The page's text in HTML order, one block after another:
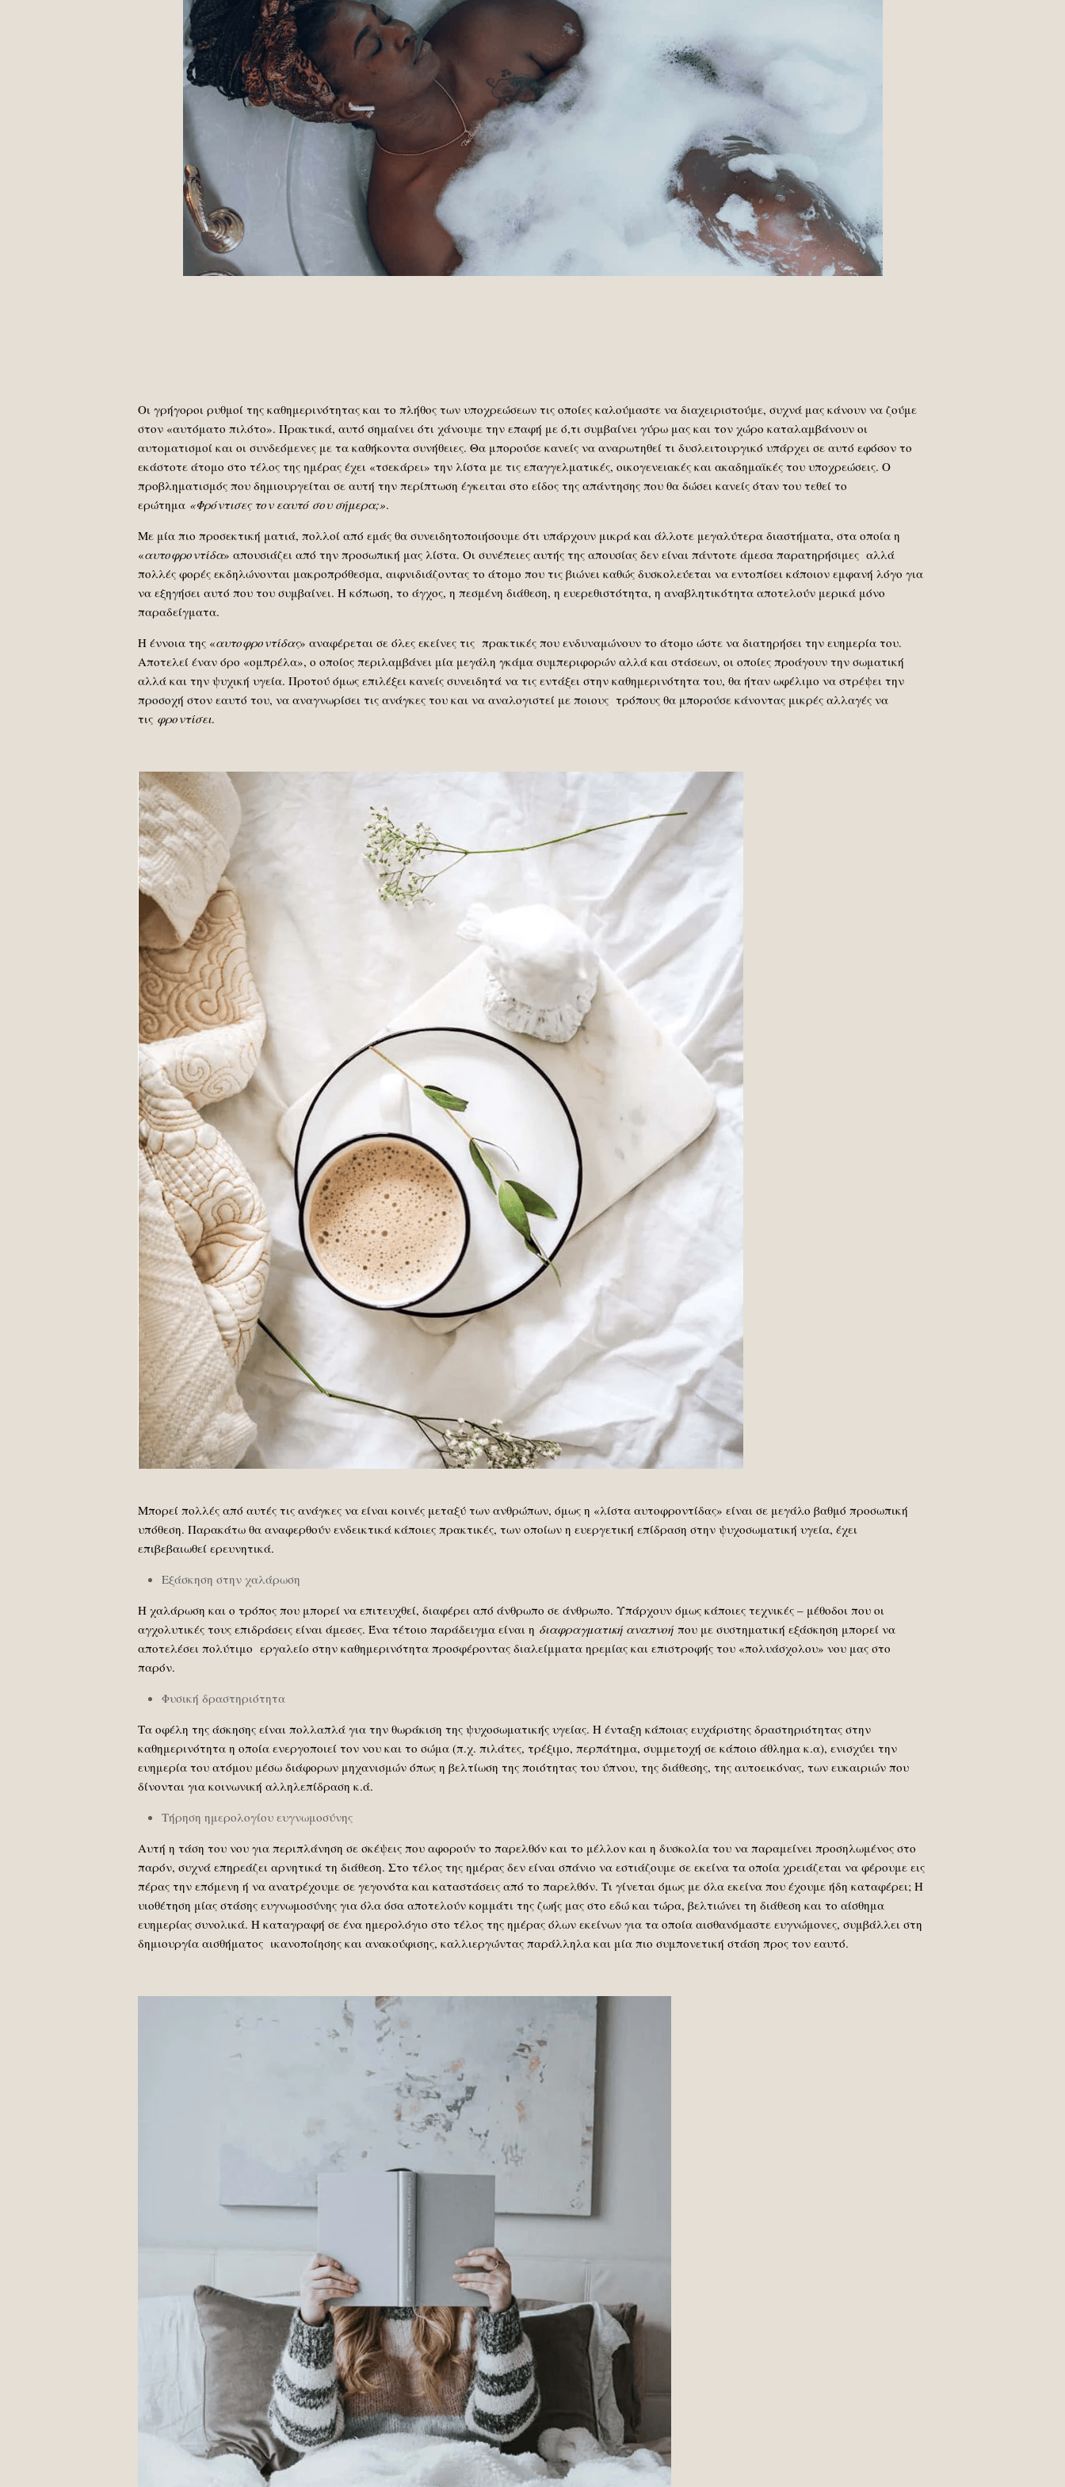
Oι γρήγοροι ρυθμοί της καθημερινότητας και το πλήθος των υποχρεώσεων τις οποίες καλούμαστε να διαχειριστούμε, συχνά μας κάνουν να ζούμε
στον «αυτόματο πιλότο». Πρακτικά, αυτό σημαίνει ότι χάνουμε την επαφή με ό,τι συμβαίνει γύρω μας και τον χώρο καταλαμβάνουν οι
αυτοματισμοί και οι συνδεόμενες με τα καθήκοντα συνήθειες. Θα μπορούσε κανείς να αναρωτηθεί τι δυσλειτουργικό υπάρχει σε αυτό εφόσον το
εκάστοτε άτομο στο τέλος της ημέρας έχει «τσεκάρει» την λίστα με τις επαγγελματικές, οικογενειακές και ακαδημαϊκές του υποχρεώσεις. Ο
προβληματισμός που δημιουργείται σε αυτή την περίπτωση έγκειται στο είδος της απάντησης που θα δώσει κανείς όταν του τεθεί το
ερώτημα «Φρόντισες τον εαυτό σου σήμερα;».
Με μία πιο προσεκτική ματιά, πολλοί από εμάς θα συνειδητοποιήσουμε ότι υπάρχουν μικρά και άλλοτε μεγαλύτερα διαστήματα, στα οποία η
«αυτοφροντίδα» απουσιάζει από την προσωπική μας λίστα. Οι συνέπειες αυτής της απουσίας δεν είναι πάντοτε άμεσα παρατηρήσιμες αλλά
πολλές φορές εκδηλώνονται μακροπρόθεσμα, αιφνιδιάζοντας το άτομο που τις βιώνει καθώς δυσκολεύεται να εντοπίσει κάποιον εμφανή λόγο για
να εξηγήσει αυτό που του συμβαίνει. Η κόπωση, το άγχος, η πεσμένη διάθεση, η ευερεθιστότητα, η αναβλητικότητα αποτελούν μερικά μόνο
παραδείγματα.
Η έννοια της «αυτοφροντίδας» αναφέρεται σε όλες εκείνες τις πρακτικές που ενδυναμώνουν το άτομο ώστε να διατηρήσει την ευημερία του.
Αποτελεί έναν όρο «ομπρέλα», ο οποίος περιλαμβάνει μία μεγάλη γκάμα συμπεριφορών αλλά και στάσεων, οι οποίες προάγουν την σωματική
αλλά και την ψυχική υγεία. Προτού όμως επιλέξει κανείς συνειδητά να τις εντάξει στην καθημερινότητα του, θα ήταν ωφέλιμο να στρέψει την
προσοχή στον εαυτό του, να αναγνωρίσει τις ανάγκες του και να αναλογιστεί με ποιους τρόπους θα μπορούσε κάνοντας μικρές αλλαγές να
τις φροντίσει.
Μπορεί πολλές από αυτές τις ανάγκες να είναι κοινές μεταξύ των ανθρώπων, όμως η «λίστα αυτοφροντίδας» είναι σε μεγάλο βαθμό προσωπική
υπόθεση. Παρακάτω θα αναφερθούν ενδεικτικά κάποιες πρακτικές, των οποίων η ευεργετική επίδραση στην ψυχοσωματική υγεία, έχει
επιβεβαιωθεί ερευνητικά.
Εξάσκηση στην χαλάρωση
Η χαλάρωση και ο τρόπος που μπορεί να επιτευχθεί, διαφέρει από άνθρωπο σε άνθρωπο. Υπάρχουν όμως κάποιες τεχνικές – μέθοδοι που οι
αγχολυτικές τους επιδράσεις είναι άμεσες. Ένα τέτοιο παράδειγμα είναι η διαφραγματική αναπνοή που με συστηματική εξάσκηση μπορεί να
αποτελέσει πολύτιμο εργαλείο στην καθημερινότητα προσφέροντας διαλείμματα ηρεμίας και επιστροφής του «πολυάσχολου» νου μας στο
παρόν.
Φυσική δραστηριότητα
Τα οφέλη της άσκησης είναι πολλαπλά για την θωράκιση της ψυχοσωματικής υγείας. H ένταξη κάποιας ευχάριστης δραστηριότητας στην
καθημερινότητα η οποία ενεργοποιεί τον νου και το σώμα (π.χ. πιλάτες, τρέξιμο, περπάτημα, συμμετοχή σε κάποιο άθλημα κ.α), ενισχύει την
ευημερία του ατόμου μέσω διάφορων μηχανισμών όπως η βελτίωση της ποιότητας του ύπνου, της διάθεσης, της αυτοεικόνας, των ευκαιριών που
δίνονται για κοινωνική αλληλεπίδραση κ.ά.
Τήρηση ημερολογίου ευγνωμοσύνης
Αυτή η τάση του νου για περιπλάνηση σε σκέψεις που αφορούν το παρελθόν και το μέλλον και η δυσκολία του να παραμείνει προσηλωμένος στο
παρόν, συχνά επηρεάζει αρνητικά τη διάθεση. Στο τέλος της ημέρας δεν είναι σπάνιο να εστιάζουμε σε εκείνα τα οποία χρειάζεται να φέρουμε εις
πέρας την επόμενη ή να ανατρέχουμε σε γεγονότα και καταστάσεις από το παρελθόν. Τι γίνεται όμως με όλα εκείνα που έχουμε ήδη καταφέρει; H
υιοθέτηση μίας στάσης ευγνωμοσύνης για όλα όσα αποτελούν κομμάτι της ζωής μας στο εδώ και τώρα, βελτιώνει τη διάθεση και το αίσθημα
ευημερίας συνολικά. Η καταγραφή σε ένα ημερολόγιο στο τέλος της ημέρας όλων εκείνων για τα οποία αισθανόμαστε ευγνώμονες, συμβάλλει στη
δημιουργία αισθήματος ικανοποίησης και ανακούφισης, καλλιεργώντας παράλληλα και μία πιο συμπονετική στάση προς τον εαυτό.